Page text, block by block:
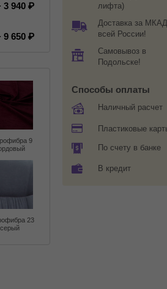
лифта)
Доставка за
всей России!
Самовывоз в
Подольске!
Способы оплаты
Наличный расчет
Пластиковые
По счету в банке
В кредит
3 940
9 650
9
23
серый